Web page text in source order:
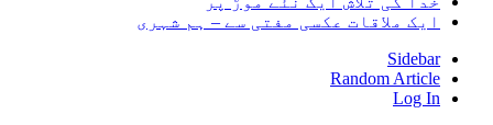
ایک ملاقات عکسی مفتی سے – ہم شہری
Sidebar
Random Article
Log In